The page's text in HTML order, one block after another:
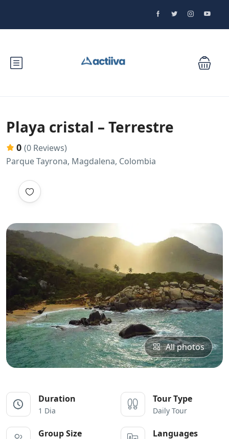
Playa cristal – Terrestre
0 (0 Reviews)
Parque Tayrona, Magdalena, Colombia
All photos
Duration
1 Dia
Tour Type
Daily Tour
Group Size Languages